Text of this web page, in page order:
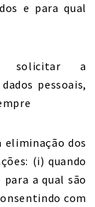
e para qual
solicitar a
pessoais,
eliminação dos
(i) quando
a qual são
com